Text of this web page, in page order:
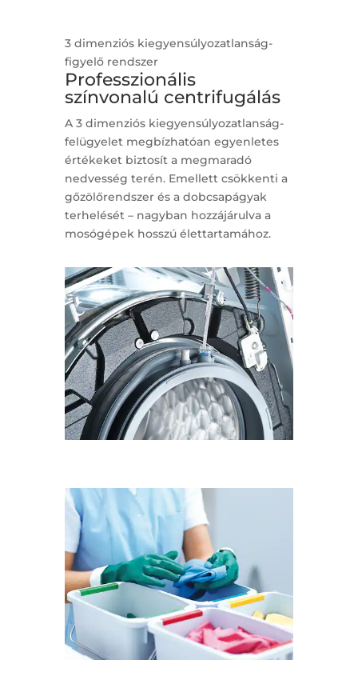
3 dimenziós kiegyensúlyozatlanság-
figyelő rendszer
Professzionális
színvonalú centrifugálás
A 3 dimenziós kiegyensúlyozatlanság-
felügyelet megbízhatóan egyenletes
értékeket biztosít a megmaradó
nedvesség terén. Emellett csökkenti a
gőzölőrendszer és a dobcsapágyak
terhelését – nagyban hozzájárulva a
mosógépek hosszú élettartamához.